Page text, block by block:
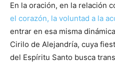
En la oración, en la relación
el corazón, la voluntad a la
entrar en esa misma
Cirilo de Alejandría, cuya
del Espíritu Santo busca